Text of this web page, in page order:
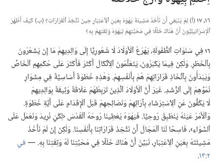
١٦،‏ ١٧
‏(‏أ)‏ لِمَ يَنْبَغِي أَنْ نَأْخُذَ مَشِيئَةَ يَهْوَهَ بِعَيْنِ ٱلِٱعْتِبَارِ حِينَ نَتَّخِذُ ٱلْقَرَارَاتِ؟‏ (‏ب)‏ كَيْفَ أَظْهَرَ
ٱلْإِسْرَائِيلِيُّونَ أَنَّ هُنَاكَ خَلَلًا فِي مَحَبَّتِهِمْ لِيَهْوَهَ وَثِقَتِهِمْ بِهِ؟‏
١٦ فِي سَنَوَاتِ ٱلطُّفُولَةِ،‏ يَهْرَعُ ٱلْأَوْلَادُ لَا شُعُورِيًّا إِلَى وَالِدِيهِمْ مَا إِنْ يَشْعُرُونَ
بِٱلْخَطَرِ.‏ وَلٰكِنْ فِيمَا يَكْبَرُونَ،‏ يَتَعَلَّمُونَ ٱلِٱتِّكَالَ أَكْثَرَ فَأَكْثَرَ عَلَى حُكْمِهِمِ ٱلْخَاصِّ
وَيَبْدَأُونَ بِٱتِّخَاذِ قَرَارَاتِهِمْ هُمْ بِأَنْفُسِهِمْ.‏ وَهٰذِهِ خُطْوَةٌ أَسَاسِيَّةٌ فِي مِشْوَارِ
نُمُوِّهِمْ إِلَى ٱلرُّشْدِ.‏ غَيْرَ أَنَّ ٱلْأَوْلَادَ ٱلَّذِينَ تَرْبِطُهُمْ عَلَاقَةٌ وَثِيقَةٌ بِوَالِدِيهِمْ
لَا يَكُفُّونَ عَنِ ٱلِٱسْتِرْشَادِ بِآرَائِهِمْ وَنَصَائِحِهِمْ قَبْلَ ٱلْإِقْدَامِ عَلَى أَيَّةِ خُطْوَةٍ.‏
وَٱلْأَمْرُ عَيْنُهُ يَنْطَبِقُ رُوحِيًّا.‏ فَيَهْوَهُ يُعْطِينَا رُوحَهُ ٱلْقُدُسَ ‹لِكَيْ نُرِيدَ وَنَعْمَلَ عَلَى
ٱلسَّوَاءِ›،‏ فَاسِحًا لَنَا ٱلْمَجَالَ أَنْ نَتَّخِذَ قَرَارَاتِنَا بِأَنْفُسِنَا.‏ وَلٰكِنْ إِنْ لَمْ نَأْخُذْ
مَشِيئَتَهُ بِعَيْنِ ٱلِٱعْتِبَارِ،‏ نُبَيِّنُ أَنَّ هُنَاكَ خَلَلًا فِي مَحَبَّتِنَا لَهُ وَثِقَتِنَا بِهِ.‏ —‏في
٢:‏١٣
‏.‏